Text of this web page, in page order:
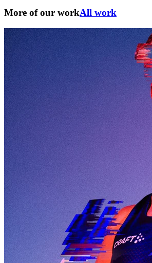
More of our workAll work